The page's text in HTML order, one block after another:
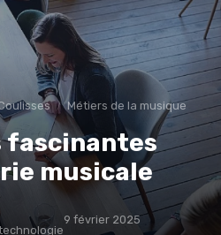
Métiers de la musique
fascinantes
musicale
9 février 2025